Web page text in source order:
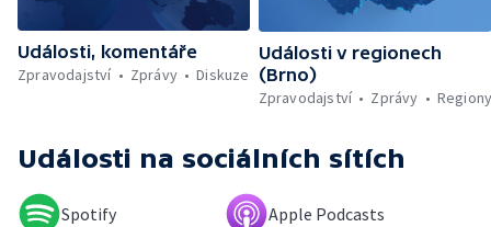
vody ovlivňuje zdraví ptáků — Natáčení
vánoční pohádky pro neslyšící
Události, komentáře
Zpravodajství
Zprávy Diskuze
Události v regionech
(Brno)
Zpravodajství
Zprávy
Události na sociálních sítích
Spotify Apple Podcasts